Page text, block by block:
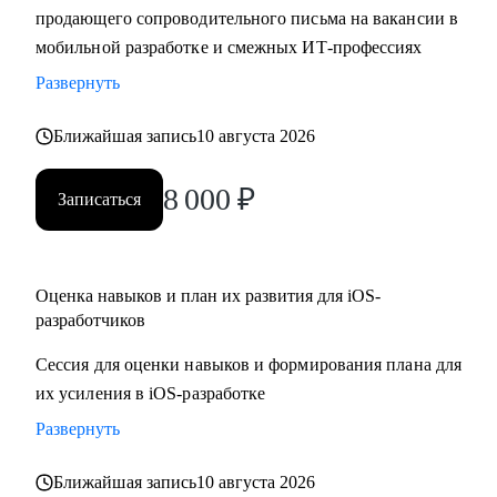
• Составить резюме и сопроводительное письма,
подготовиться к собеседованию и разобрать тестовые
задания
близких к реальным
• Изучить основные инструменты или углубить знания в
мобильной работке под iOS
• Разобраться с разными подходами к разработке
как их применять
Кому могу помочь:
• Juinior и Middle мобильным разработчикам (iOS, Android)
• Любым IT-специалистам, кто хочет перейти на
• IT-лидам, кто недавно стал руководителем, и Project-
продающего сопроводительного письма на вакансии в
мобильной разработке и смежных ИТ-профессиях
Развернуть
Ближайшая запись10 августа 2026
Записаться 8 000 ₽
Оценка навыков и план их развития для iOS-
разработчиков
Сессия для оценки навыков и формирования плана для
их усиления в iOS-разработке
Развернуть
Ближайшая запись10 августа 2026